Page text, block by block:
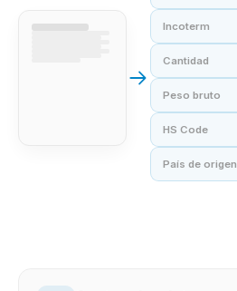
Incoterm
Cantidad
Peso bruto
HS Code
País de origen